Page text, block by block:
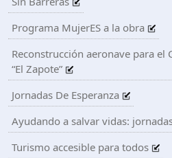
Programa MujerES a la obra
Reconstrucción aeronave para
“El Zapote”
Jornadas De Esperanza
Ayudando a salvar vidas:
Turismo accesible para todos